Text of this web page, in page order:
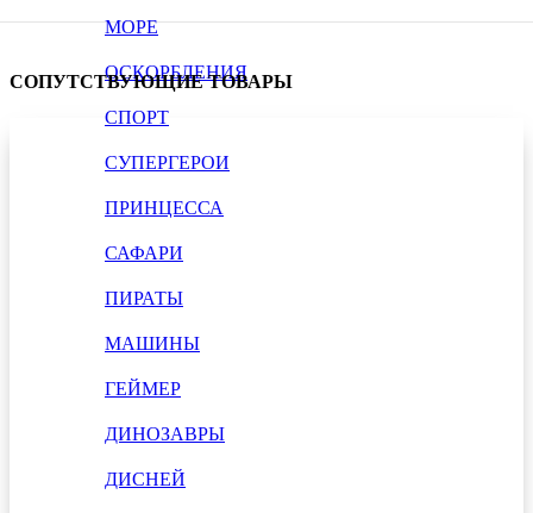
МОРЕ
ОСКОРБЛЕНИЯ
СПОРТ
СУПЕРГЕРОИ
ПРИНЦЕССА
САФАРИ
ПИРАТЫ
МАШИНЫ
ГЕЙМЕР
ДИНОЗАВРЫ
ДИСНЕЙ
СОПУТСТВУЮЩИЕ ТОВАРЫ